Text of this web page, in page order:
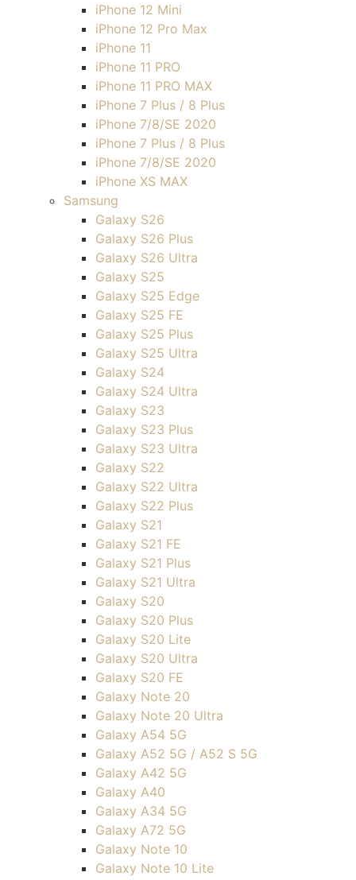
iPhone 12 Mini
iPhone 12 Pro Max
iPhone 11
iPhone 11 PRO
iPhone 11 PRO MAX
iPhone 7 Plus / 8 Plus
iPhone 7/8/SE 2020
iPhone 7 Plus / 8 Plus
iPhone 7/8/SE 2020
iPhone XS MAX
Samsung
Galaxy S26
Galaxy S26 Plus
Galaxy S26 Ultra
Galaxy S25
Galaxy S25 Edge
Galaxy S25 FE
Galaxy S25 Plus
Galaxy S25 Ultra
Galaxy S24
Galaxy S24 Ultra
Galaxy S23
Galaxy S23 Plus
Galaxy S23 Ultra
Galaxy S22
Galaxy S22 Ultra
Galaxy S22 Plus
Galaxy S21
Galaxy S21 FE
Galaxy S21 Plus
Galaxy S21 Ultra
Galaxy S20
Galaxy S20 Plus
Galaxy S20 Lite
Galaxy S20 Ultra
Galaxy S20 FE
Galaxy Note 20
Galaxy Note 20 Ultra
Galaxy A54 5G
Galaxy A52 5G / A52 S 5G
Galaxy A42 5G
Galaxy A40
Galaxy A34 5G
Galaxy A72 5G
Galaxy Note 10
Galaxy Note 10 Lite